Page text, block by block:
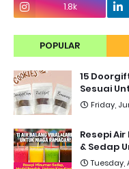
1.8k
POPULAR
15
Sesuai
Friday,
Resepi
& Sedap
Tuesday,